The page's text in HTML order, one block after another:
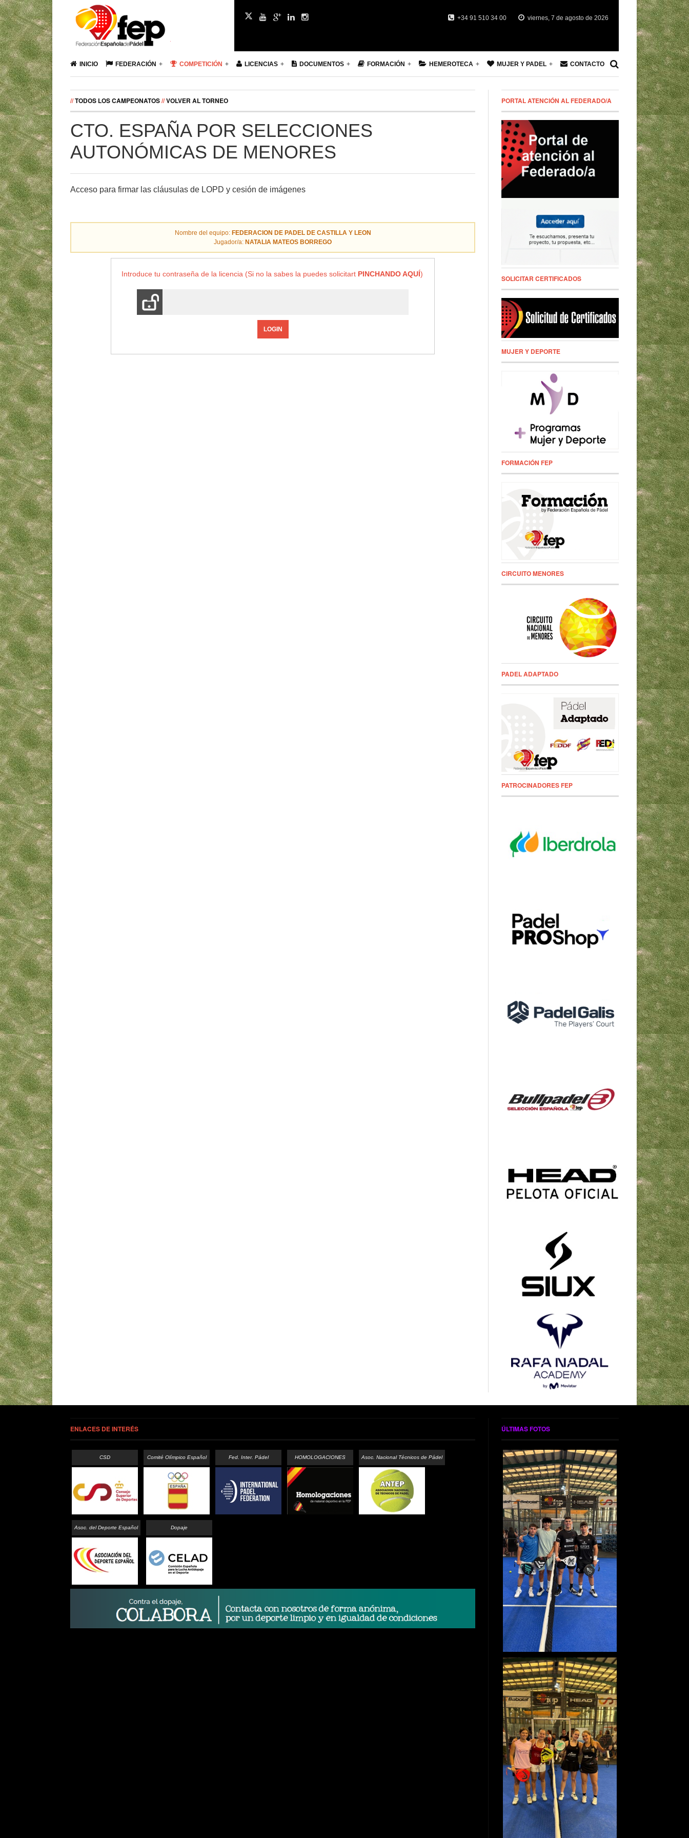
+34 91 510 34 00 viernes, 7 de agosto de 2026
INICIO FEDERACIÓN COMPETICIÓN LICENCIAS DOCUMENTOS FORMACIÓN HEMEROTECA MUJER Y PADEL CONTACTO
//TODOS LOS CAMPEONATOS//VOLVER AL TORNEO
CTO. ESPAÑA POR SELECCIONES
AUTONÓMICAS DE MENORES
Acceso para firmar las cláusulas de LOPD y cesión de imágenes
Nombre del equipo: FEDERACION DE PADEL DE CASTILLA Y LEON
Jugador/a: NATALIA MATEOS BORREGO
Introduce tu contraseña de la licencia (Si no la sabes la puedes solicitart PINCHANDO AQUÍ)
LOGIN
PORTAL ATENCIÓN AL FEDERADO/A
SOLICITAR CERTIFICADOS
MUJER Y DEPORTE
FORMACIÓN FEP
CIRCUITO MENORES
PADEL ADAPTADO
PATROCINADORES FEP
ENLACES DE INTERÉS
CSD Comité Olímpico Español Fed. Inter. Pádel HOMOLOGACIONES Asoc. Nacional Técnicos de Pádel
Asoc. del Deporte Español Dopaje
ÚLTIMAS FOTOS